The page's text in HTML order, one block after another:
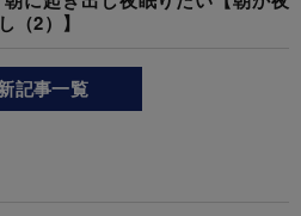
（2）】
記事一覧